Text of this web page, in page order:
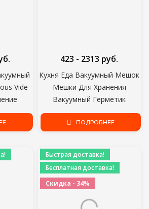
Vide
Сумки
BPA-
Кухня Еда Вакуумный Мешок
Мешки Для Хранения
Вакуумный Герметик
Вакуумная Упаковка Рулоны
12/15/20/25/28 см*500 см
423 - 2313 руб.
ПОДРОБНЕЕ
Быстрая доставка!
Бесплатная доставка!
Скидка - 34%